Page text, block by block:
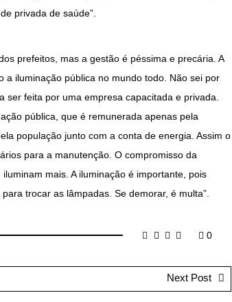
privada de saúde”.
prefeitos, mas a gestão é péssima e precária. A
iluminação pública no mundo todo. Não sei por
ser feita por uma empresa capacitada e privada.
pública, que é remunerada apenas pela
população junto com a conta de energia. Assim o
para a manutenção. O compromisso da
mais. A iluminação é importante, pois
trocar as lâmpadas. Se demorar, é multa”.
0
Next Post